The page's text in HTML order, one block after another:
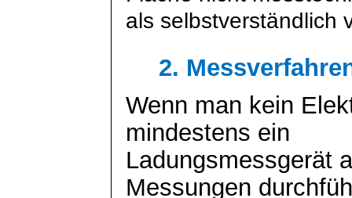
als selbstverständlich
2.
Wenn man kein
mindestens ein
Ladungsmessgerät
Messungen